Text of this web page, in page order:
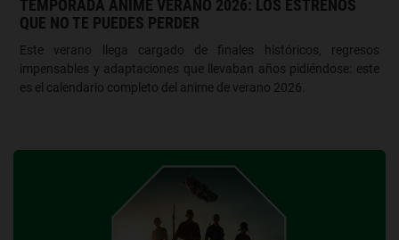
TEMPORADA ANIME VERANO 2026: LOS ESTRENOS
QUE NO TE PUEDES PERDER
Este verano llega cargado de finales históricos, regresos
impensables y adaptaciones que llevaban años pidiéndose: este
es el calendario completo del anime de verano 2026.